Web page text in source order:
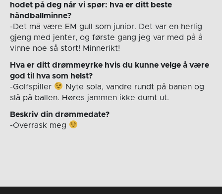
hodet på deg når vi spør: hva er ditt beste
håndballminne?
-Det må være EM gull som junior. Det var en herlig
gjeng med jenter, og første gang jeg var med på å
vinne noe så stort! Minnerikt!
Hva er ditt drømmeyrke hvis du kunne velge å være
god til hva som helst?
-Golfspiller
Nyte sola, vandre rundt på banen og
slå på ballen. Høres jammen ikke dumt ut.
Beskriv din drømmedate?
-Overrask meg